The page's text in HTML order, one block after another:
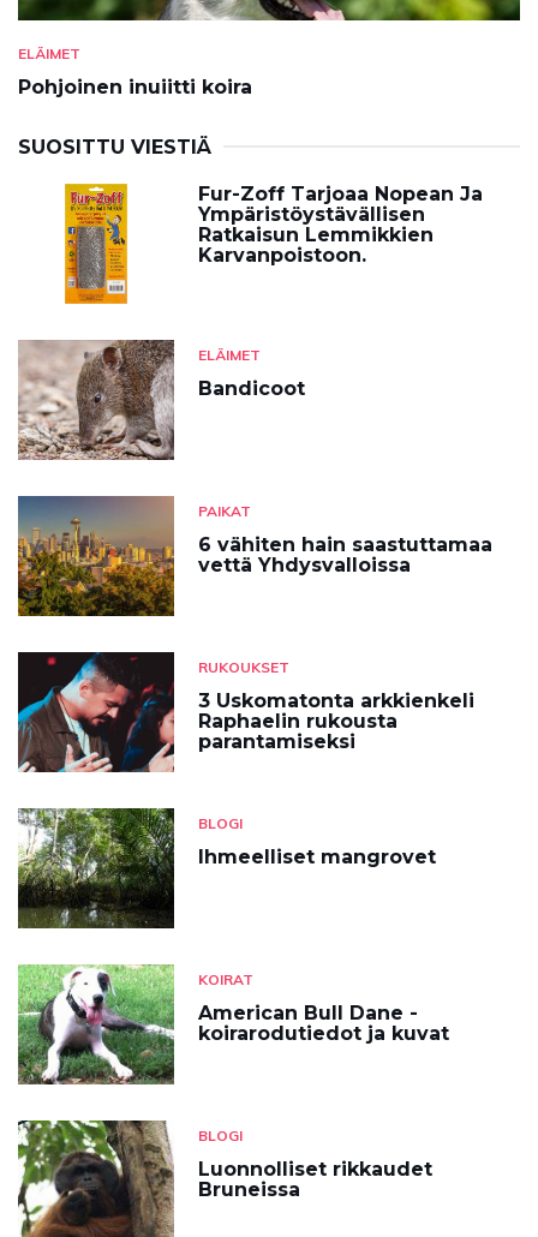
ELÄIMET
Pohjoinen inuiitti koira
SUOSITTU VIESTIÄ
Fur-Zoff Tarjoaa Nopean Ja
Ympäristöystävällisen
Ratkaisun Lemmikkien
Karvanpoistoon.
ELÄIMET
Bandicoot
PAIKAT
6 vähiten hain saastuttamaa
vettä Yhdysvalloissa
RUKOUKSET
3 Uskomatonta arkkienkeli
Raphaelin rukousta
parantamiseksi
BLOGI
Ihmeelliset mangrovet
KOIRAT
American Bull Dane -
koirarodutiedot ja kuvat
BLOGI
Luonnolliset rikkaudet
Bruneissa